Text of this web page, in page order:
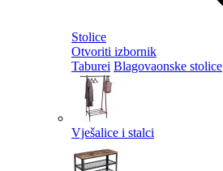
Stolice
Otvoriti izbornik
Taburei Blagovaonske stolice
Vješalice i stalci